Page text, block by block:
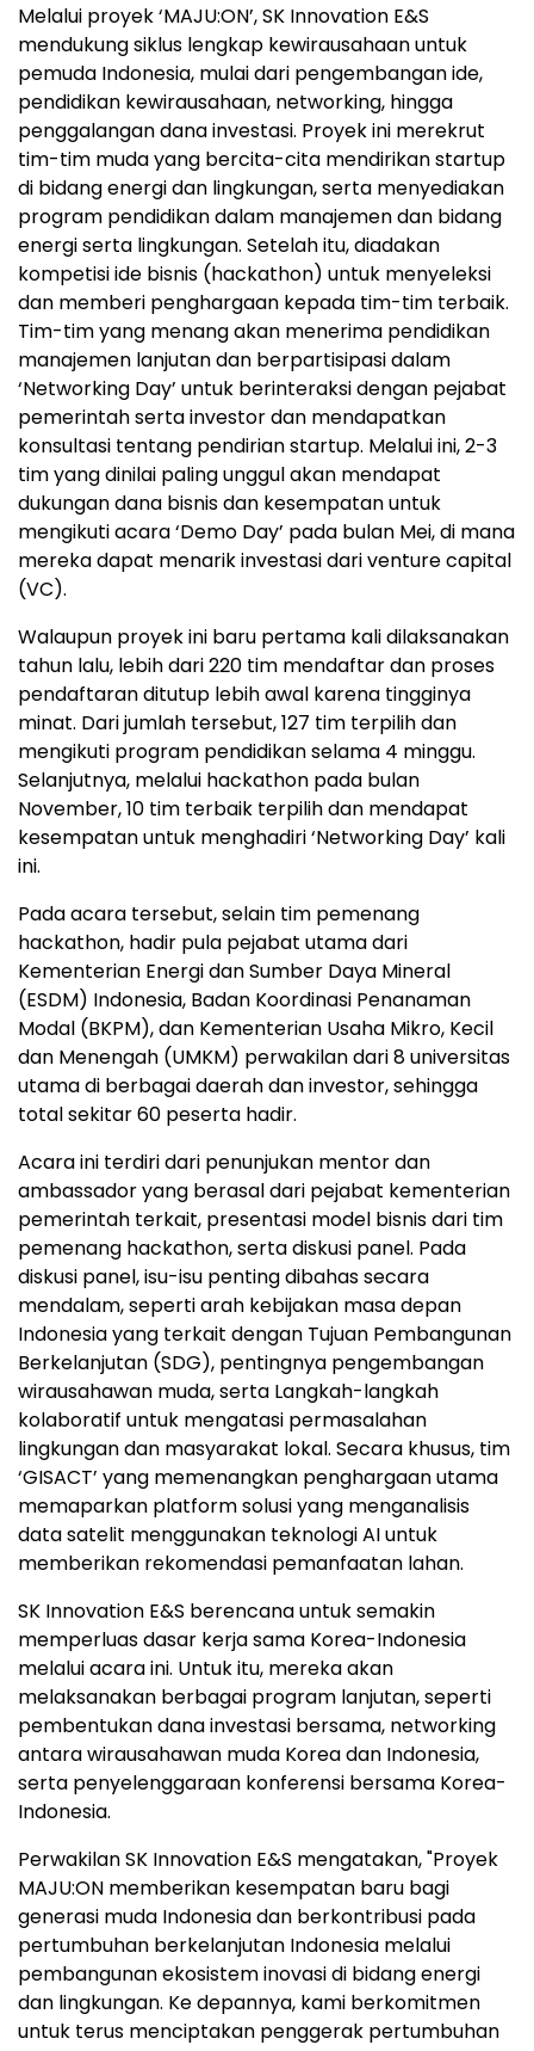
Melalui proyek ‘MAJU:ON’, SK Innovation E&S
mendukung siklus lengkap kewirausahaan untuk
pemuda Indonesia, mulai dari pengembangan ide,
pendidikan kewirausahaan, networking, hingga
penggalangan dana investasi. Proyek ini merekrut
tim-tim muda yang bercita-cita mendirikan startup
di bidang energi dan lingkungan, serta menyediakan
program pendidikan dalam manajemen dan bidang
energi serta lingkungan. Setelah itu, diadakan
kompetisi ide bisnis (hackathon) untuk menyeleksi
dan memberi penghargaan kepada tim-tim terbaik.
Tim-tim yang menang akan menerima pendidikan
manajemen lanjutan dan berpartisipasi dalam
‘Networking Day’ untuk berinteraksi dengan pejabat
pemerintah serta investor dan mendapatkan
konsultasi tentang pendirian startup. Melalui ini, 2-3
tim yang dinilai paling unggul akan mendapat
dukungan dana bisnis dan kesempatan untuk
mengikuti acara ‘Demo Day’ pada bulan Mei, di mana
mereka dapat menarik investasi dari venture capital
(VC).
Walaupun proyek ini baru pertama kali dilaksanakan
tahun lalu, lebih dari 220 tim mendaftar dan proses
pendaftaran ditutup lebih awal karena tingginya
minat. Dari jumlah tersebut, 127 tim terpilih dan
mengikuti program pendidikan selama 4 minggu.
Selanjutnya, melalui hackathon pada bulan
November, 10 tim terbaik terpilih dan mendapat
kesempatan untuk menghadiri ‘Networking Day’ kali
ini.
Pada acara tersebut, selain tim pemenang
hackathon, hadir pula pejabat utama dari
Kementerian Energi dan Sumber Daya Mineral
(ESDM) Indonesia, Badan Koordinasi Penanaman
Modal (BKPM), dan Kementerian Usaha Mikro, Kecil
dan Menengah (UMKM) perwakilan dari 8 universitas
utama di berbagai daerah dan investor, sehingga
total sekitar60 peserta hadir.
Acara ini terdiri dari penunjukan mentor dan
ambassador yang berasal dari pejabat kementerian
pemerintah terkait, presentasi model bisnis dari tim
pemenang hackathon, serta diskusi panel. Pada
diskusi panel, isu-isu penting dibahas secara
mendalam, seperti arah kebijakan masa depan
Indonesia yang terkait dengan Tujuan Pembangunan
Berkelanjutan (SDG), pentingnya pengembangan
wirausahawan muda, serta Langkah-langkah
kolaboratif untuk mengatasi permasalahan
lingkungan dan masyarakat lokal. Secara khusus, tim
‘GISACT’ yang memenangkan penghargaan utama
memaparkan platform solusi yang menganalisis
data satelit menggunakan teknologi AI untuk
memberikan rekomendasi pemanfaatan lahan.
SK Innovation E&S berencana untuk semakin
memperluas dasar kerja sama Korea-Indonesia
melalui acara ini. Untuk itu, mereka akan
melaksanakan berbagai program lanjutan, seperti
pembentukan dana investasi bersama, networking
antara wirausahawan muda Korea dan Indonesia,
serta penyelenggaraan konferensi bersama Korea-
Indonesia.
Perwakilan SK Innovation E&S mengatakan, "Proyek
MAJU:ON memberikan kesempatan baru bagi
generasi muda Indonesia dan berkontribusi pada
pertumbuhan berkelanjutan Indonesia melalui
pembangunan ekosistem inovasi di bidang energi
dan lingkungan. Ke depannya, kami berkomitmen
untuk terus menciptakan penggerak pertumbuhan